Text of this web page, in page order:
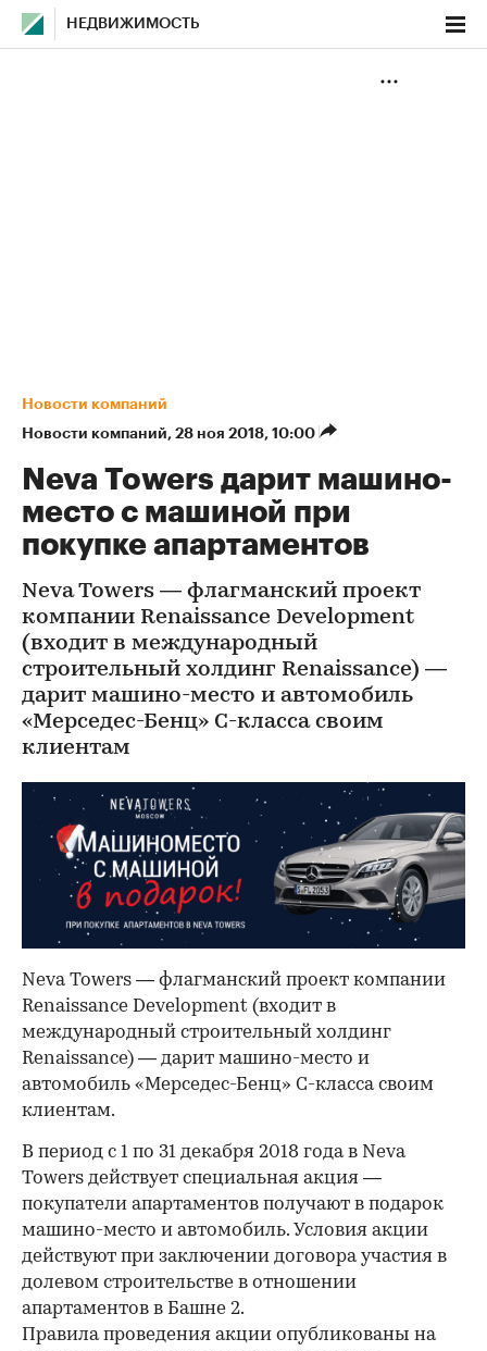
НЕДВИЖИМОСТЬ
Новости компаний
Новости компаний⁠, 28 ноя 2018, 10:00
Neva Towers дарит машино-
место с машиной при
покупке апартаментов
Neva Towers — флагманский проект
компании Renaissance Development
(входит в международный
строительный холдинг Renaissance) —
дарит машино-место и автомобиль
«Мерседес-Бенц» С-класса своим
клиентам
​Neva Towers — флагманский проект компании
Renaissance Development (входит в
международный строительный холдинг
Renaissance) — дарит машино-место и
автомобиль «Мерседес-Бенц» С-класса своим
клиентам.
В период с 1 по 31 декабря 2018 года в Neva
Towers действует специальная акция —
покупатели апартаментов получают в подарок
машино-место и автомобиль. Условия акции
действуют при заключении договора участия в
долевом строительстве в отношении
апартаментов в Башне 2.
Правила проведения акции опубликованы на